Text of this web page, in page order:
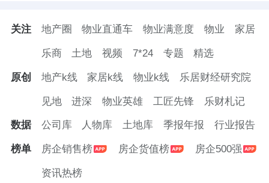
181㎡的3-4房产品，基本覆盖家庭全周期。
而106方作为市场和客户讨论较多的一个户
关注 地产圈 物业直通车 物业满意度 物业 家居
乐商 土地 视频 7*24 专题 精选
原创 地产k线 家居k线 物业k线 乐居财经研究院
见地 进深 物业英雄 工匠先锋 乐财札记
数据 公司库 人物库 土地库 季报年报 行业报告
榜单 房企销售榜 房企货值榜 房企500强
资讯热榜